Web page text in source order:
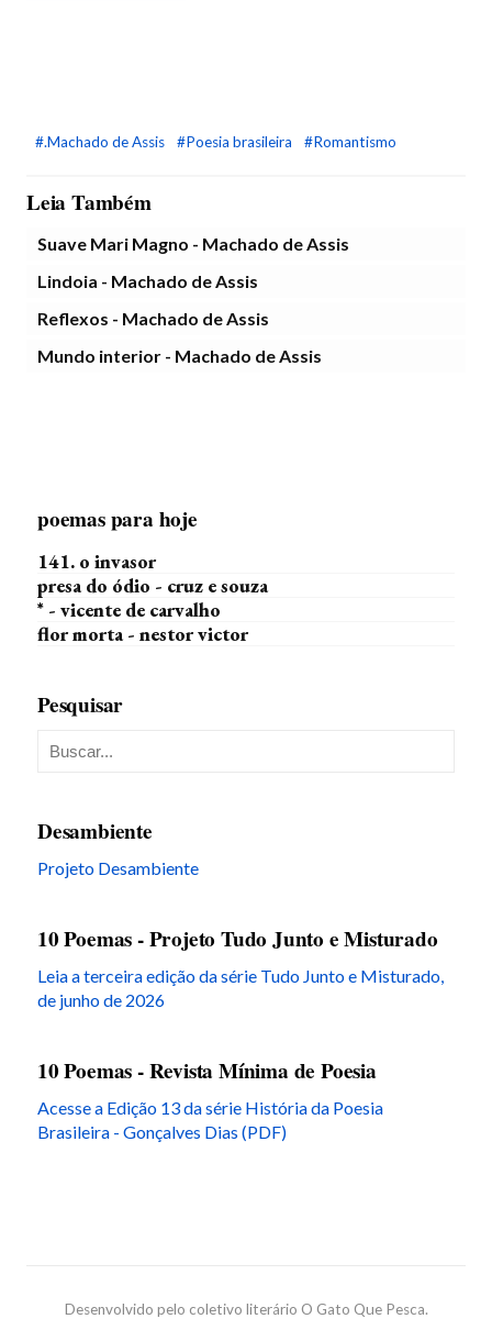
#.Machado de Assis #Poesia brasileira #Romantismo
Leia Também
Suave Mari Magno - Machado de Assis
Lindoia - Machado de Assis
Reflexos - Machado de Assis
Mundo interior - Machado de Assis
poemas para hoje
141. o invasor
presa do ódio - cruz e souza
* - vicente de carvalho
flor morta - nestor victor
Pesquisar
Desambiente
Projeto Desambiente
10 Poemas - Projeto Tudo Junto e Misturado
Leia a terceira edição da série Tudo Junto e Misturado,
de junho de 2026
10 Poemas - Revista Mínima de Poesia
Acesse a Edição 13 da série História da Poesia
Brasileira - Gonçalves Dias (PDF)
Desenvolvido pelo coletivo literário O Gato Que Pesca.